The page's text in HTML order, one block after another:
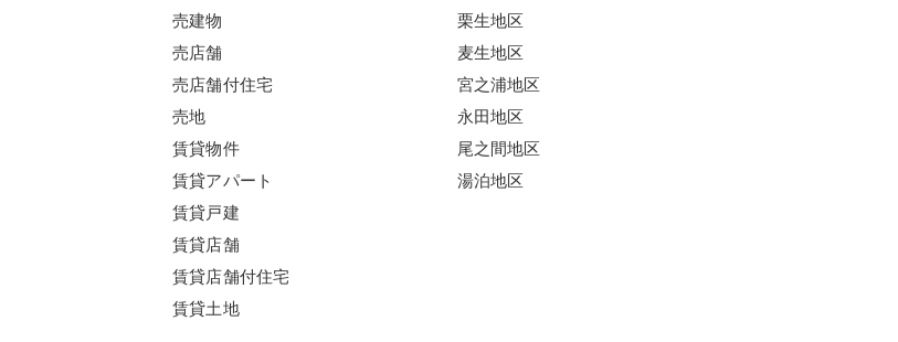
売建物
売店舗
売店舗付住宅
売地
賃貸物件
賃貸アパート
賃貸戸建
賃貸店舗
賃貸店舗付住宅
賃貸土地
栗生地区
麦生地区
宮之浦地区
永田地区
尾之間地区
湯泊地区